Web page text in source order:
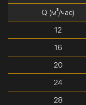
Q (м³/час)
12
16
20
24
28